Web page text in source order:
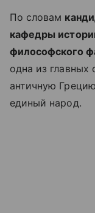
По словам
кафедры
философского
одна из
античную
единый народ.